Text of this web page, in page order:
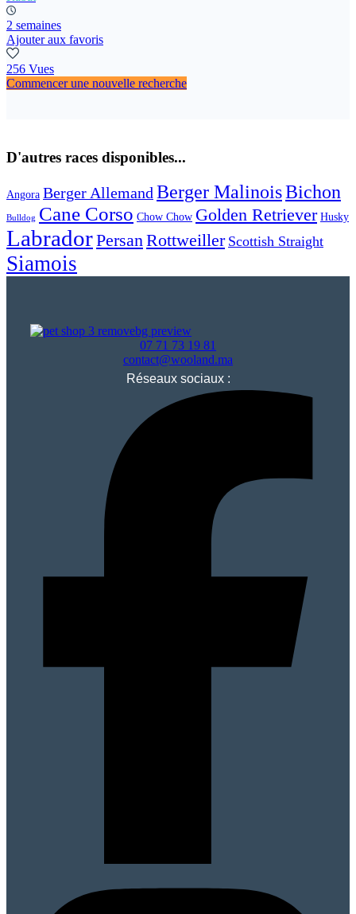
2 semaines
Ajouter aux favoris
256 Vues
Commencer une nouvelle recherche
D'autres races disponibles...
Angora Berger Allemand Berger MalinoisBichon
Bulldog Cane Corso Chow Chow Golden Retriever Husky
LabradorPersan Rottweiller Scottish Straight
Siamois
07 71 73 19 81
contact@wooland.ma
Réseaux sociaux :